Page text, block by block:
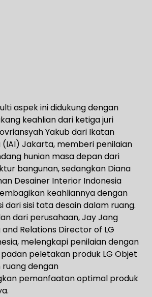
aspek ini didukung dengan
keahlian dari ketiga juri
Yakub dari Ikatan
(IAI) Jakarta, memberi penilaian
hunian masa depan dari
bangunan, sedangkan Diana
Desainer Interior Indonesia
keahliannya dengan
dari sisi tata desain dalam ruang.
dari perusahaan, Jay Jang
Relations Director of LG
melengkapi penilaian dengan
peletakan produk LG Objet
dengan
pemanfaatan optimal produk